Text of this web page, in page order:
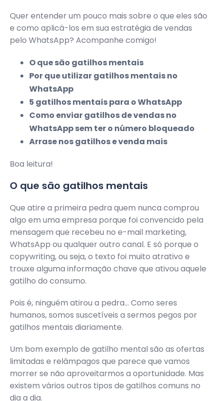
Quer entender um pouco mais sobre o que eles são
e como aplicá-los em sua estratégia de vendas
pelo WhatsApp? Acompanhe comigo!
O que são gatilhos mentais
Por que utilizar gatilhos mentais no
WhatsApp
5 gatilhos mentais para o WhatsApp
Como enviar gatilhos de vendas no
WhatsApp sem ter o número bloqueado
Arrase nos gatilhos e venda mais
Boa leitura!
O que são gatilhos mentais
Que atire a primeira pedra quem nunca comprou
algo em uma empresa porque foi convencido pela
mensagem que recebeu no e-mail marketing,
WhatsApp ou qualquer outro canal. E só porque o
copywriting, ou seja, o texto foi muito atrativo e
trouxe alguma informação chave que ativou aquele
gatilho do consumo.
Pois é, ninguém atirou a pedra… Como seres
humanos, somos suscetíveis a sermos pegos por
gatilhos mentais diariamente.
Um bom exemplo de gatilho mental são as ofertas
limitadas e relâmpagos que parece que vamos
morrer se não aproveitarmos a oportunidade. Mas
existem vários outros tipos de gatilhos comuns no
dia a dia.